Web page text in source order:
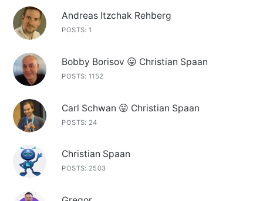
Andreas Itzchak Rehberg
POSTS: 1
Bobby Borisov 😛 Christian Spaan
POSTS: 1152
Carl Schwan 😛 Christian Spaan
POSTS: 24
Christian Spaan
POSTS: 2503